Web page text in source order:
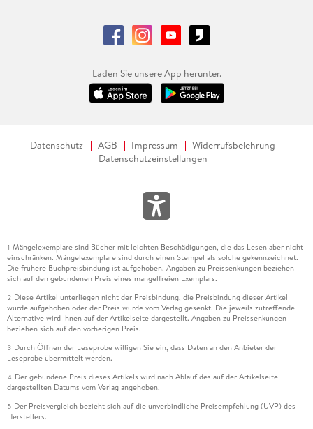
Laden Sie unsere App herunter.
Datenschutz AGB Impressum
Widerrufsbelehrung
Datenschutzeinstellungen
1 Mängelexemplare sind Bücher mit leichten Beschädigungen, die das Lesen aber nicht
einschränken. Mängelexemplare sind durch einen Stempel als solche gekennzeichnet.
Die frühere Buchpreisbindung ist aufgehoben. Angaben zu Preissenkungen beziehen
sich auf den gebundenen Preis eines mangelfreien Exemplars.
2 Diese Artikel unterliegen nicht der Preisbindung, die Preisbindung dieser Artikel
wurde aufgehoben oder der Preis wurde vom Verlag gesenkt. Die jeweils zutreffende
Alternative wird Ihnen auf der Artikelseite dargestellt. Angaben zu Preissenkungen
beziehen sich auf den vorherigen Preis.
3 Durch Öffnen der Leseprobe willigen Sie ein, dass Daten an den Anbieter der
Leseprobe übermittelt werden.
4 Der gebundene Preis dieses Artikels wird nach Ablauf des auf der Artikelseite
dargestellten Datums vom Verlag angehoben.
5 Der Preisvergleich bezieht sich auf die unverbindliche Preisempfehlung (UVP) des
Herstellers.